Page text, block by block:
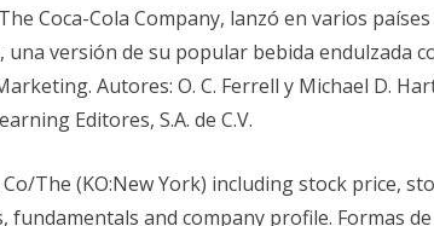
Coca-Cola Company, lanzó en varios
una versión de su popular bebida endulzada
Autores: O. C. Ferrell y Michael D.
Editores, S.A. de C.V.
The (KO:New York) including stock price,
fundamentals and company profile. Formas